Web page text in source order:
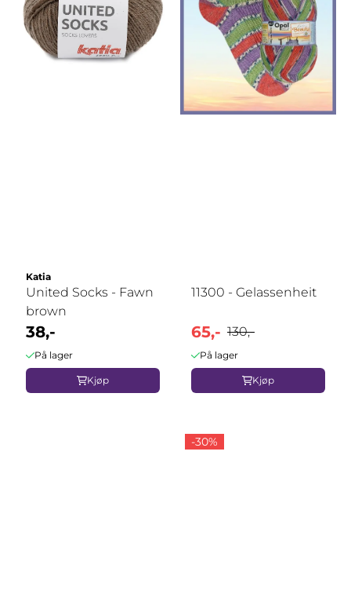
Katia
United Socks - Fawn
brown
38,-
På lager
Kjøp
11300 - Gelassenheit
65,- 130,-
På lager
Kjøp
-30%